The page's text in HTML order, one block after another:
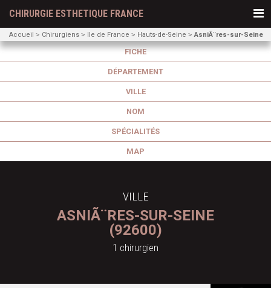
CHIRURGIE ESTHETIQUE FRANCE
Accueil Chirurgiens Ile de France Hauts-de-Seine AsniÃ¨res-sur-Seine
FICHE
DÉPARTEMENT
VILLE
NOM
SPÉCIALITÉS
MAP
VILLE
ASNIÃ¨RES-SUR-SEINE
(92600)
1 chirurgien